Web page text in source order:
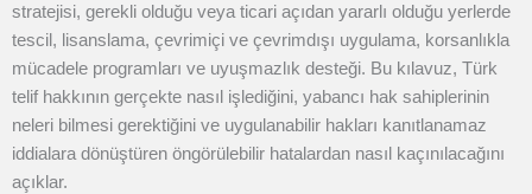
stratejisi, gerekli olduğu veya ticari açıdan yararlı olduğu yerlerde
tescil, lisanslama, çevrimiçi ve çevrimdışı uygulama, korsanlıkla
mücadele programları ve uyuşmazlık desteği. Bu kılavuz, Türk
telif hakkının gerçekte nasıl işlediğini, yabancı hak sahiplerinin
neleri bilmesi gerektiğini ve uygulanabilir hakları kanıtlanamaz
iddialara dönüştüren öngörülebilir hatalardan nasıl kaçınılacağını
açıklar.